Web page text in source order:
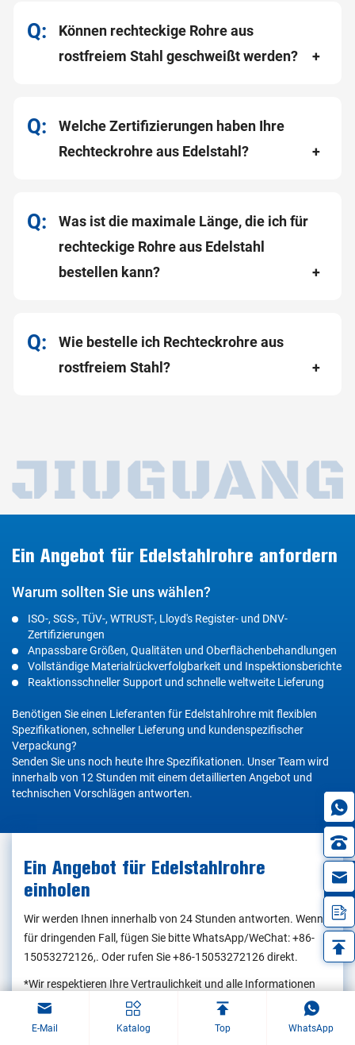
Können rechteckige Rohre aus
rostfreiem Stahl geschweißt werden?
Welche Zertifizierungen haben Ihre
Rechteckrohre aus Edelstahl?
Was ist die maximale Länge, die ich für
rechteckige Rohre aus Edelstahl
bestellen kann?
Wie bestelle ich Rechteckrohre aus
rostfreiem Stahl?
Ein Angebot für Edelstahlrohre anfordern
Warum sollten Sie uns wählen?
ISO-, SGS-, TÜV-, WTRUST-, Lloyd's Register- und DNV-
Zertifizierungen
Anpassbare Größen, Qualitäten und Oberflächenbehandlungen
Vollständige Materialrückverfolgbarkeit und Inspektionsberichte
Reaktionsschneller Support und schnelle weltweite Lieferung
Benötigen Sie einen Lieferanten für Edelstahlrohre mit flexiblen
Spezifikationen, schneller Lieferung und kundenspezifischer
Verpackung?
Senden Sie uns noch heute Ihre Spezifikationen. Unser Team wird
innerhalb von 12 Stunden mit einem detaillierten Angebot und
technischen Vorschlägen antworten.
Ein Angebot für Edelstahlrohre
einholen
Wir werden Ihnen innerhalb von 24 Stunden antworten. Wenn
für dringenden Fall, fügen Sie bitte WhatsApp/WeChat:+86-
15053272126,. Oder rufen Sie+86-15053272126direkt.
*Wir respektieren Ihre Vertraulichkeit und alle Informationen
sind geschützt. Wir werden Ihre Daten nur zur Beantwortung
Ihrer Anfrage verwenden und niemals unaufgefordert E-Mails
E-Mail Katalog Top WhatsApp